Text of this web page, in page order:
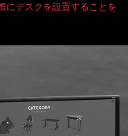
にデスクを設置することを